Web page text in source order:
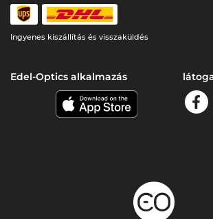
Ingyenes kiszállítás és visszaküldés
Edel-Optics alkalmazás